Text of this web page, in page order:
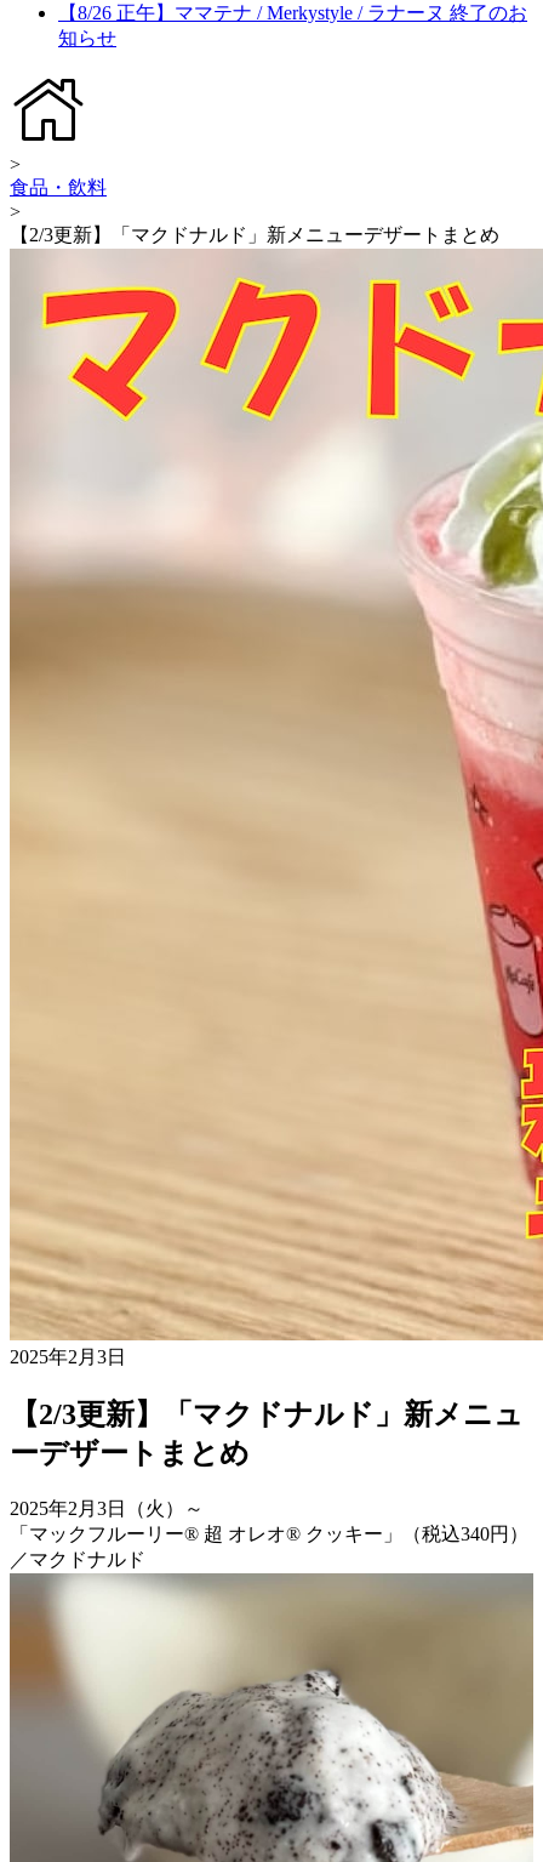
【8/26 正午】ママテナ / Merkystyle / ラナーヌ 終了のお
知らせ
>
食品・飲料
>
【2/3更新】「マクドナルド」新メニューデザートまとめ
2025年2月3日
【2/3更新】「マクドナルド」新メニュ
ーデザートまとめ
2025年2月3日（火）～
「マックフルーリー® 超 オレオ® クッキー」（税込340円）
／マクドナルド